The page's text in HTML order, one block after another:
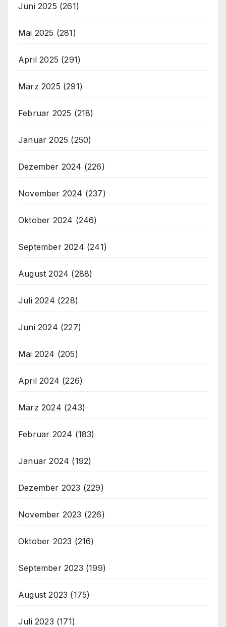
Juni 2025 (261)
Mai 2025 (281)
April 2025 (291)
März 2025 (291)
Februar 2025 (218)
Januar 2025 (250)
Dezember 2024 (226)
November 2024 (237)
Oktober 2024 (246)
September 2024 (241)
August 2024 (288)
Juli 2024 (228)
Juni 2024 (227)
Mai 2024 (205)
April 2024 (226)
März 2024 (243)
Februar 2024 (183)
Januar 2024 (192)
Dezember 2023 (229)
November 2023 (226)
Oktober 2023 (216)
September 2023 (199)
August 2023 (175)
Juli 2023 (171)